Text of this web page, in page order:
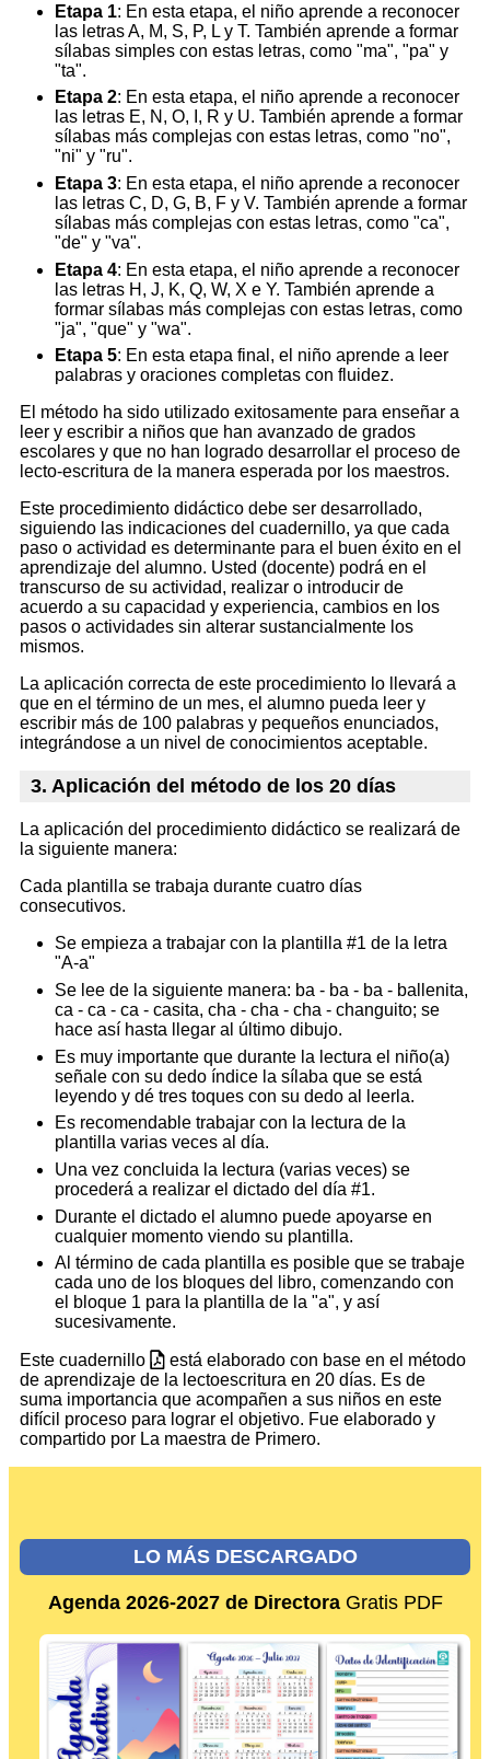
Etapa 1: En esta etapa, el niño aprende a reconocer
las letras A, M, S, P, L y T. También aprende a formar
sílabas simples con estas letras, como "ma", "pa" y
"ta".
Etapa 2: En esta etapa, el niño aprende a reconocer
las letras E, N, O, I, R y U. También aprende a formar
sílabas más complejas con estas letras, como "no",
"ni" y "ru".
Etapa 3: En esta etapa, el niño aprende a reconocer
las letras C, D, G, B, F y V. También aprende a formar
sílabas más complejas con estas letras, como "ca",
"de" y "va".
Etapa 4: En esta etapa, el niño aprende a reconocer
las letras H, J, K, Q, W, X e Y. También aprende a
formar sílabas más complejas con estas letras, como
"ja", "que" y "wa".
Etapa 5: En esta etapa final, el niño aprende a leer
palabras y oraciones completas con fluidez.
El método ha sido utilizado exitosamente para enseñar a
leer y escribir a niños que han avanzado de grados
escolares y que no han logrado desarrollar el proceso de
lecto-escritura de la manera esperada por los maestros.
Este procedimiento didáctico debe ser desarrollado,
siguiendo las indicaciones del cuadernillo, ya que cada
paso o actividad es determinante para el buen éxito en el
aprendizaje del alumno. Usted (docente) podrá en el
transcurso de su actividad, realizar o introducir de
acuerdo a su capacidad y experiencia, cambios en los
pasos o actividades sin alterar sustancialmente los
mismos.
La aplicación correcta de este procedimiento lo llevará a
que en el término de un mes, el alumno pueda leer y
escribir más de 100 palabras y pequeños enunciados,
integrándose a un nivel de conocimientos aceptable.
3. Aplicación del método de los 20 días
La aplicación del procedimiento didáctico se realizará de
la siguiente manera:
Cada plantilla se trabaja durante cuatro días
consecutivos.
Se empieza a trabajar con la plantilla #1 de la letra
"A-a"
Se lee de la siguiente manera: ba - ba - ba - ballenita,
ca - ca - ca - casita, cha - cha - cha - changuito; se
hace así hasta llegar al último dibujo.
Es muy importante que durante la lectura el niño(a)
señale con su dedo índice la sílaba que se está
leyendo y dé tres toques con su dedo al leerla.
Es recomendable trabajar con la lectura de la
plantilla varias veces al día.
Una vez concluida la lectura (varias veces) se
procederá a realizar el dictado del día #1.
Durante el dictado el alumno puede apoyarse en
cualquier momento viendo su plantilla.
Al término de cada plantilla es posible que se trabaje
cada uno de los bloques del libro, comenzando con
el bloque 1 para la plantilla de la "a", y así
sucesivamente.
Este cuadernillo
está elaborado con base en el método
de aprendizaje de la lectoescritura en 20 días. Es de
suma importancia que acompañen a sus niños en este
difícil proceso para lograr el objetivo. Fue elaborado y
compartido por La maestra de Primero.
LO MÁS DESCARGADO
Agenda 2026-2027 de DirectoraGratis PDF